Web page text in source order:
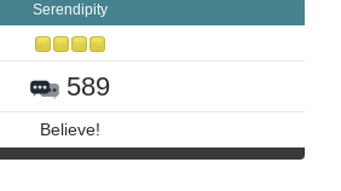
Serendipity
589
Believe!